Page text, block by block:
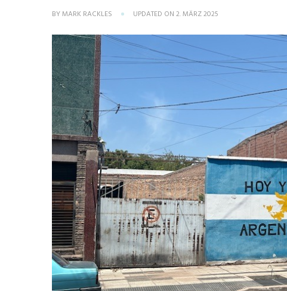
BYMARK RACKLES UPDATED ON 2. MÄRZ 2025